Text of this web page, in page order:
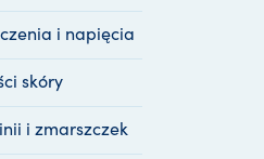
i napięcia
skóry
i zmarszczek